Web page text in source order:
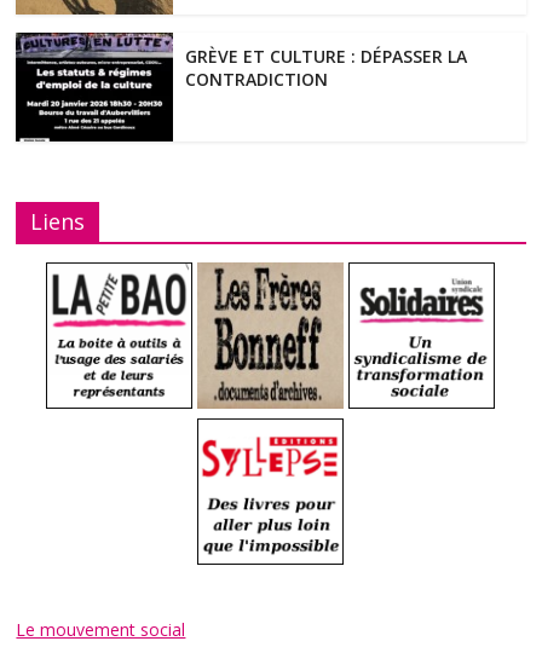
GRÈVE ET CULTURE : DÉPASSER LA
CONTRADICTION
Liens
Le mouvement social